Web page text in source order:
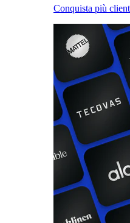
Conquista più